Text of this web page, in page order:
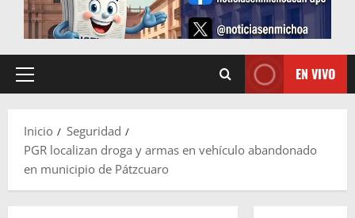
Menú
EN VIVO
Inicio
Seguridad
PGR localizan droga y armas en vehículo abandonado
en municipio de Pátzcuaro